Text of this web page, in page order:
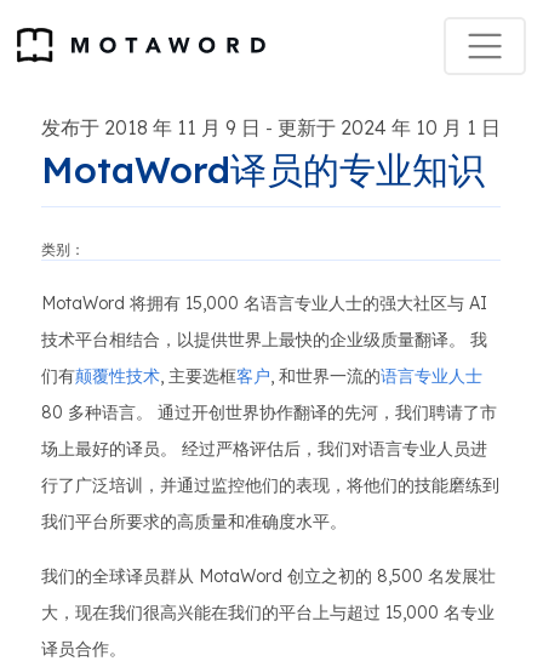
发布于 2018 年 11 月 9 日 - 更新于 2024 年 10 月 1 日
MotaWord译员的专业知识
类别：
MotaWord 将拥有 15,000 名语言专业人士的强大社区与 AI
技术平台相结合，以提供世界上最快的企业级质量翻译。 我
们有颠覆性技术, 主要选框客户, 和世界一流的语言专业人士
80 多种语言。 通过开创世界协作翻译的先河，我们聘请了市
场上最好的译员。 经过严格评估后，我们对语言专业人员进
行了广泛培训，并通过监控他们的表现，将他们的技能磨练到
我们平台所要求的高质量和准确度水平。
我们的全球译员群从 MotaWord 创立之初的 8,500 名发展壮
大，现在我们很高兴能在我们的平台上与超过 15,000 名专业
译员合作。